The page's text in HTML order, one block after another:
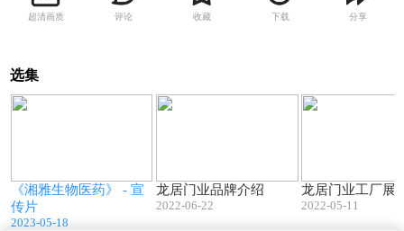
超清画质 评论 收藏 下载 分享
选集
《湘雅生物医药》 - 宣
传片
2023-05-18
龙居门业品牌介绍
2022-06-22
龙居门业工厂展
2022-05-11